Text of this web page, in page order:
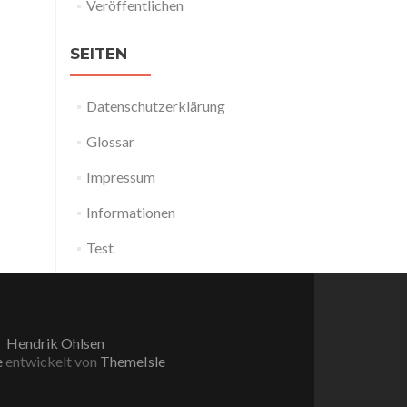
Veröffentlichen
SEITEN
Datenschutzerklärung
Glossar
Impressum
Informationen
Test
Hendrik Ohlsen
entwickelt von ThemeIsle